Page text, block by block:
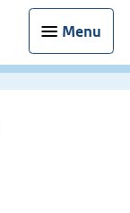
Menu